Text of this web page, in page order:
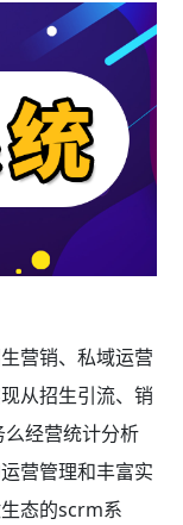
营销、私域运营
从招生引流、销
经营统计分析
营管理和丰富实
态的scrm系